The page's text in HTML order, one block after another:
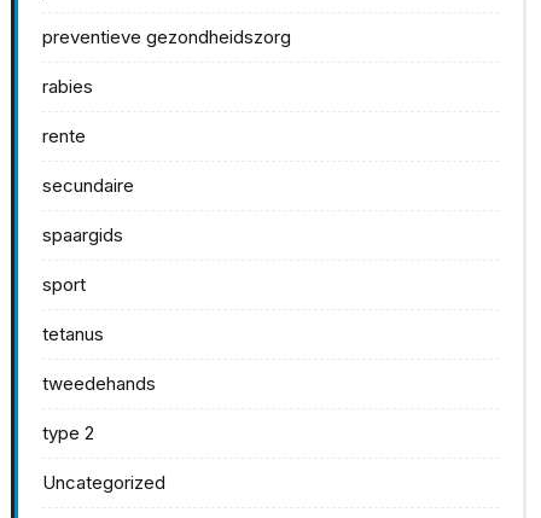
preventieve gezondheidszorg
rabies
rente
secundaire
spaargids
sport
tetanus
tweedehands
type 2
Uncategorized